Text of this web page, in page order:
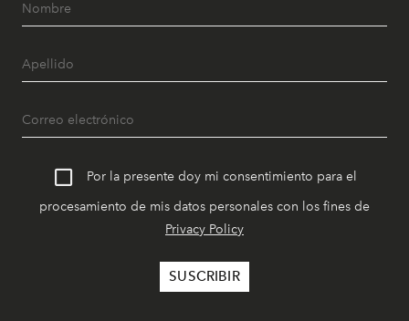
Por la presente doy mi consentimiento para el
procesamiento de mis datos personales con los fines de
Privacy Policy